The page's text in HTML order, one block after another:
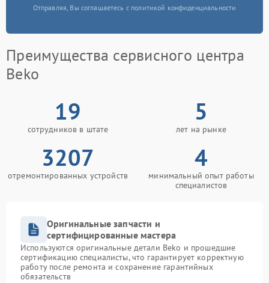
Отправляя, Вы соглашаетесь с политикой конфиденциальности
Преимущества сервисного центра
Beko
19
сотрудников в штате
5
лет на рынке
3207
отремонтированных устройств
4
минимальный опыт работы
специалистов
Оригинальные запчасти и
сертифицированные мастера
Используются оригинальные детали Beko и прошедшие
сертификацию специалисты, что гарантирует корректную
работу после ремонта и сохранение гарантийных
обязательств